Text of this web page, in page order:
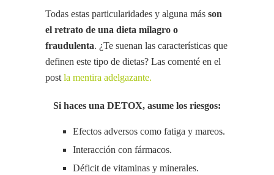
Todas estas particularidades y alguna más son
el retrato de una dieta milagro o
fraudulenta. ¿Te suenan las características que
definen este tipo de dietas? Las comenté en el
post la mentira adelgazante.
Si haces una DETOX, asume los riesgos:
Efectos adversos como fatiga y mareos.
Interacción con fármacos.
Déficit de vitaminas y minerales.